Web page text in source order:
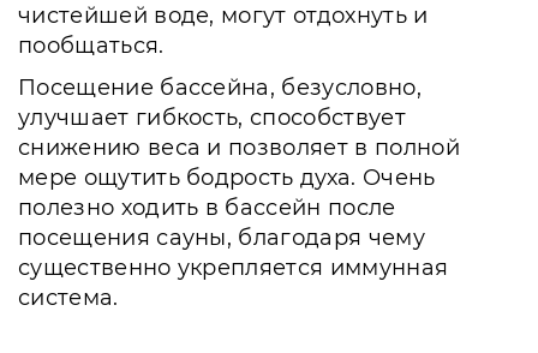
чистейшей воде, могут отдохнуть и
пообщаться.
Посещение бассейна, безусловно,
улучшает гибкость, способствует
снижению веса и позволяет в полной
мере ощутить бодрость духа. Очень
полезно ходить в бассейн после
посещения сауны, благодаря чему
существенно укрепляется иммунная
система.